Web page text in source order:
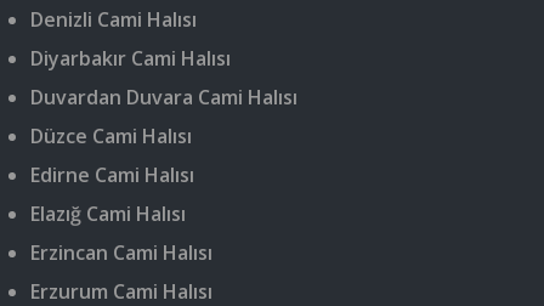
Denizli Cami Halısı
Diyarbakır Cami Halısı
Duvardan Duvara Cami Halısı
Düzce Cami Halısı
Edirne Cami Halısı
Elazığ Cami Halısı
Erzincan Cami Halısı
Erzurum Cami Halısı